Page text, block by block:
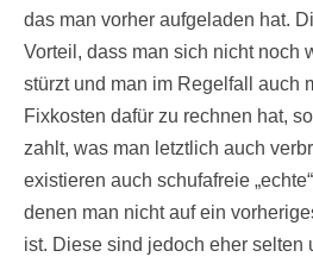
das man vorher aufgeladen hat.
Vorteil, dass man sich nicht noch
stürzt und man im Regelfall auch
Fixkosten dafür zu rechnen hat,
zahlt, was man letztlich auch
existieren auch schufafreie
denen man nicht auf ein
ist. Diese sind jedoch eher selten